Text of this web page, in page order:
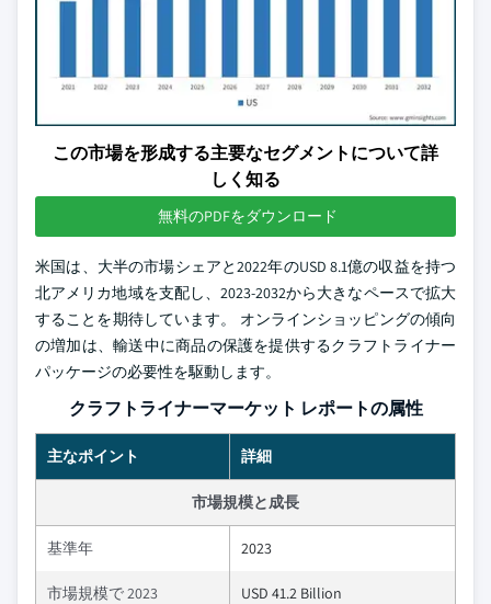
この市場を形成する主要なセグメントについて詳
しく知る
無料のPDFをダウンロード
米国は、大半の市場シェアと2022年のUSD 8.1億の収益を持つ
北アメリカ地域を支配し、2023-2032から大きなペースで拡大
することを期待しています。 オンラインショッピングの傾向
の増加は、輸送中に商品の保護を提供するクラフトライナー
パッケージの必要性を駆動します。
クラフトライナーマーケット レポートの属性
主なポイント 詳細
市場規模と成長
基準年 2023
市場規模で 2023 USD 41.2 Billion